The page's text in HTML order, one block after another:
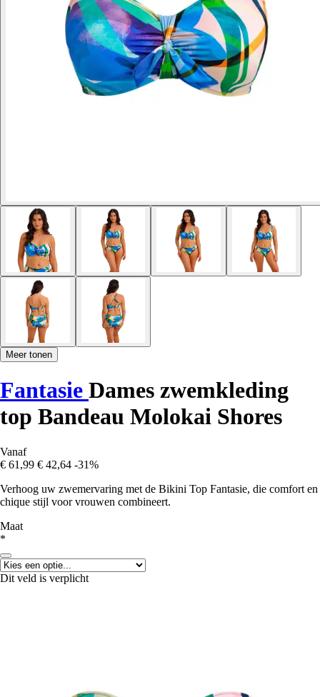
Meer tonen
Fantasie Dames zwemkleding
top Bandeau Molokai Shores
Vanaf
€ 61,99 € 42,64 -31%
Verhoog uw zwemervaring met de Bikini Top Fantasie, die comfort en
chique stijl voor vrouwen combineert.
Maat
*
Dit veld is verplicht